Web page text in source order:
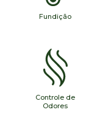
Fundição
mais…
Controle de
Odores
mais…